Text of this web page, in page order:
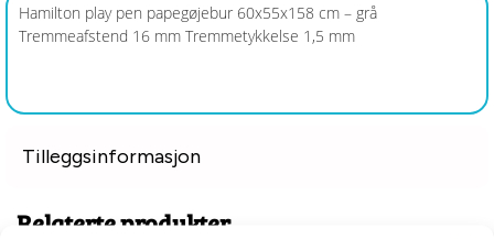
Hamilton play pen papegøjebur 60x55x158 cm – grå
Tremmeafstend 16 mm Tremmetykkelse 1,5 mm
Tilleggsinformasjon
Relaterte produkter